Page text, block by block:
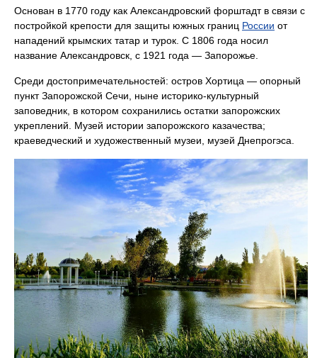
Основан в 1770 году как Александровский форштадт в связи с
постройкой крепости для защиты южных границ России от
нападений крымских татар и турок. С 1806 года носил
название Александровск, с 1921 года — Запорожье.
Среди достопримечательностей: остров Хортица — опорный
пункт Запорожской Сечи, ныне историко-культурный
заповедник, в котором сохранились остатки запорожских
укреплений. Музей истории запорожского казачества;
краеведческий и художественный музеи, музей Днепрогэса.